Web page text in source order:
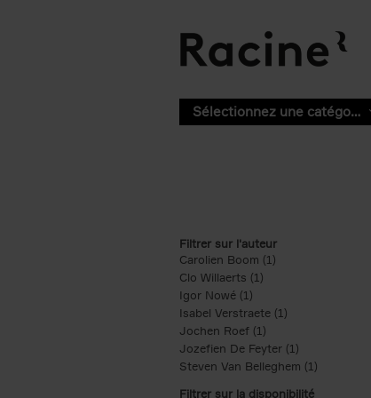
Sélectionnez une catégorie
Filtrer sur l'auteur
Carolien Boom (1)
Clo Willaerts (1)
Igor Nowé (1)
Isabel Verstraete (1) Apply Isabel
Jochen Roef (1)
Jozefien De Feyter (1) Apply
Steven Van Belleghem (1) Apply
Filtrer sur la disponibilité